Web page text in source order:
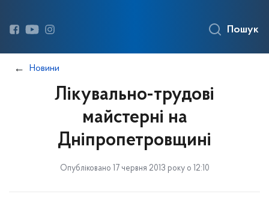
Пошук
Новини
Лікувально-трудові
майстерні на
Дніпропетровщині
Опубліковано 17 червня 2013 року о 12:10